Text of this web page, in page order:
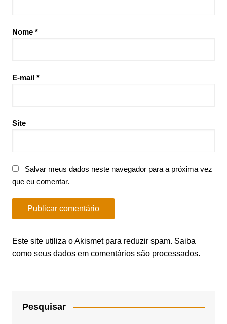
Nome *
E-mail *
Site
Salvar meus dados neste navegador para a próxima vez
que eu comentar.
Este site utiliza o Akismet para reduzir spam. Saiba
como seus dados em comentários são processados.
Pesquisar